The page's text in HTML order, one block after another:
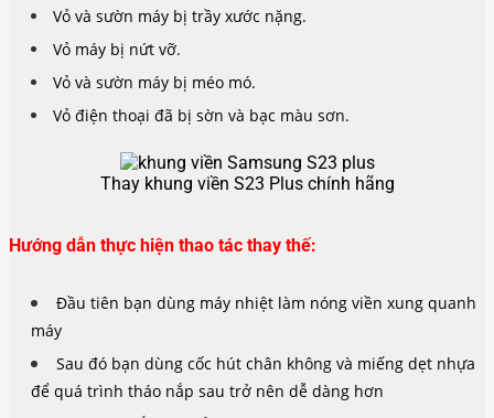
Vỏ và sườn máy bị trầy xước nặng.
Vỏ máy bị nứt vỡ.
Vỏ và sườn máy bị méo mó.
Vỏ điện thoại đã bị sờn và bạc màu sơn.
Thay khung viền S23 Plus chính hãng
Hướng dẫn thực hiện thao tác thay thế:
Đầu tiên bạn dùng máy nhiệt làm nóng viền xung quanh
máy
Sau đó bạn dùng cốc hút chân không và miếng dẹt nhựa
để quá trình tháo nắp sau trở nên dễ dàng hơn